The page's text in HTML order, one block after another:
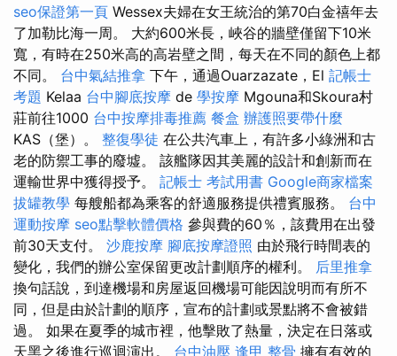
seo保證第一頁 Wessex夫婦在女王統治的第70白金禧年去
了加勒比海一周。 大約600米長，峽谷的牆壁僅留下10米
寬，有時在250米高的高岩壁之間，每天在不同的顏色上都
不同。 台中氣結推拿 下午，通過Ouarzazate，El 記帳士
考題 Kelaa 台中腳底按摩 de 學按摩 Mgouna和Skoura村
莊前往1000 台中按摩排毒推薦 餐盒 辦護照要帶什麼
KAS（堡）。 整復學徒 在公共汽車上，有許多小綠洲和古
老的防禦工事的廢墟。 該艦隊因其美麗的設計和創新而在
運輸世界中獲得授予。 記帳士 考試用書 Google商家檔案
拔罐教學 每艘船都為乘客的舒適服務提供禮賓服務。 台中
運動按摩 seo點擊軟體價格 參與費的60％，該費用在出發
前30天支付。 沙鹿按摩 腳底按摩證照 由於飛行時間表的
變化，我們的辦公室保留更改計劃順序的權利。 后里推拿
換句話說，到達機場和房屋返回機場可能因說明而有所不
同，但是由於計劃的順序，宣布的計劃或景點將不會被錯
過。 如果在夏季的城市裡，他擊敗了熱量，決定在日落或
天黑之後進行巡迴演出。 台中油壓 逢甲 整骨 擁有有效的